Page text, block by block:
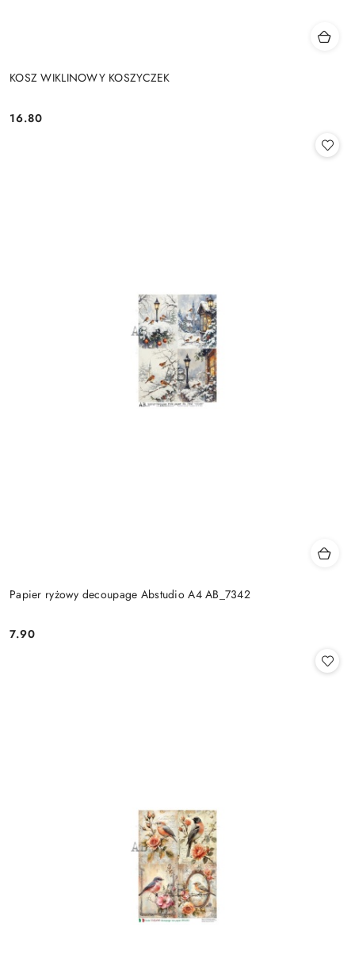
KOSZ WIKLINOWY KOSZYCZEK
Cena:
16.80
Papier ryżowy decoupage Abstudio A4 AB_7342
Cena:
7.90